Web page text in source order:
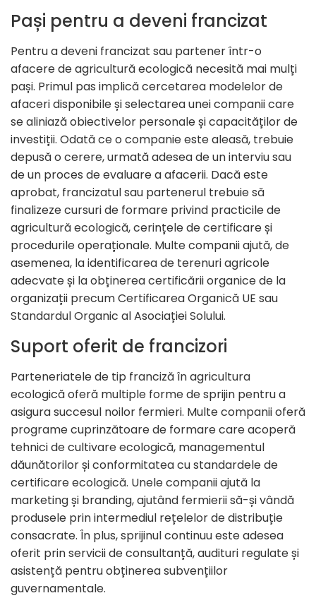
Pași pentru a deveni francizat
Pentru a deveni francizat sau partener într-o
afacere de agricultură ecologică necesită mai mulți
pași. Primul pas implică cercetarea modelelor de
afaceri disponibile și selectarea unei companii care
se aliniază obiectivelor personale și capacităților de
investiții. Odată ce o companie este aleasă, trebuie
depusă o cerere, urmată adesea de un interviu sau
de un proces de evaluare a afacerii. Dacă este
aprobat, francizatul sau partenerul trebuie să
finalizeze cursuri de formare privind practicile de
agricultură ecologică, cerințele de certificare și
procedurile operaționale. Multe companii ajută, de
asemenea, la identificarea de terenuri agricole
adecvate și la obținerea certificării organice de la
organizații precum Certificarea Organică UE sau
Standardul Organic al Asociației Solului.
Suport oferit de francizori
Parteneriatele de tip franciză în agricultura
ecologică oferă multiple forme de sprijin pentru a
asigura succesul noilor fermieri. Multe companii oferă
programe cuprinzătoare de formare care acoperă
tehnici de cultivare ecologică, managementul
dăunătorilor și conformitatea cu standardele de
certificare ecologică. Unele companii ajută la
marketing și branding, ajutând fermierii să-și vândă
produsele prin intermediul rețelelor de distribuție
consacrate. În plus, sprijinul continuu este adesea
oferit prin servicii de consultanță, audituri regulate și
asistență pentru obținerea subvențiilor
guvernamentale.